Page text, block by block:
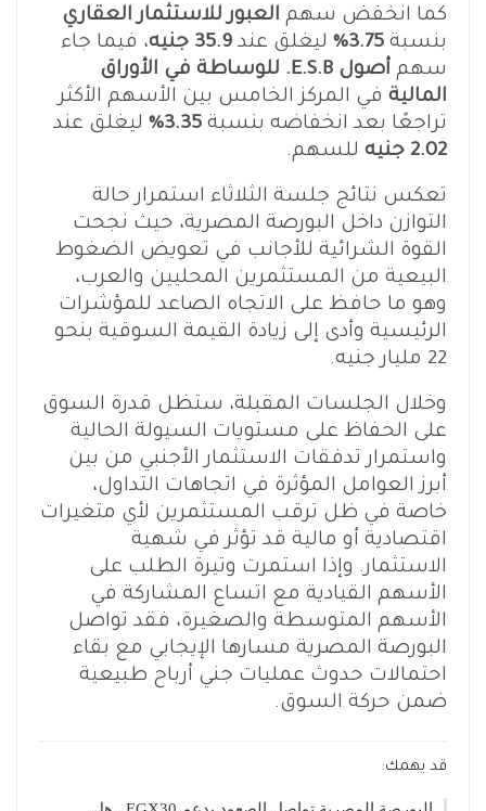
كما انخفض سهم العبور للاستثمار العقاري
بنسبة 3.75% ليغلق عند 35.9 جنيه
، فيما جاء
سهم
أصول E.S.B. للوساطة في الأوراق
المالية في المركز الخامس بين الأسهم الأكثر
تراجعًا بعد انخفاضه بنسبة 3.35%
ليغلق عند
2.02 جنيه
للسهم.
تعكس نتائج جلسة الثلاثاء استمرار حالة
التوازن داخل البورصة المصرية، حيث نجحت
القوة الشرائية للأجانب في تعويض الضغوط
البيعية من المستثمرين المحليين والعرب،
وهو ما حافظ على الاتجاه الصاعد للمؤشرات
الرئيسية وأدى إلى زيادة القيمة السوقية بنحو
22 مليار جنيه.
وخلال الجلسات المقبلة، ستظل قدرة السوق
على الحفاظ على مستويات السيولة الحالية
واستمرار تدفقات الاستثمار الأجنبي من بين
أبرز العوامل المؤثرة في اتجاهات التداول،
خاصة في ظل ترقب المستثمرين لأي متغيرات
اقتصادية أو مالية قد تؤثر في شهية
الاستثمار. وإذا استمرت وتيرة الطلب على
الأسهم القيادية مع اتساع المشاركة في
الأسهم المتوسطة والصغيرة، فقد تواصل
البورصة المصرية مسارها الإيجابي مع بقاء
احتمالات حدوث عمليات جني أرباح طبيعية
ضمن حركة السوق.
قد يهمك: